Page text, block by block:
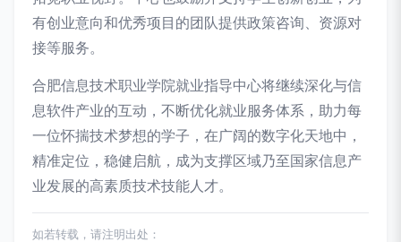
有创业意向和优秀项目的团队提供政策咨询、资源对
接等服务。
合肥信息技术职业学院就业指导中心将继续深化与信
息软件产业的互动，不断优化就业服务体系，助力每
一位怀揣技术梦想的学子，在广阔的数字化天地中，
精准定位，稳健启航，成为支撑区域乃至国家信息产
业发展的高素质技术技能人才。
如若转载，请注明出处：